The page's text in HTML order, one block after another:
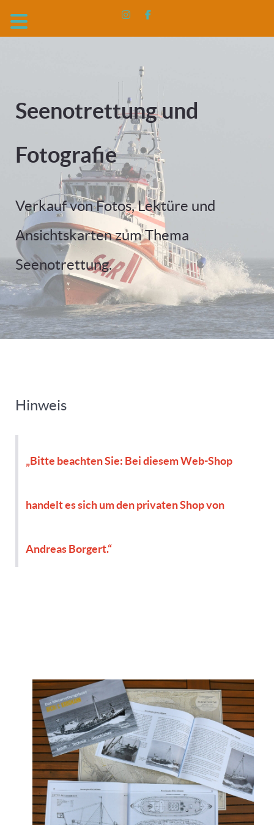
Seenotrettung und
Fotografie
Verkauf von Fotos, Lektüre und
Ansichtskarten zum Thema
Seenotrettung.
Hinweis
„Bitte beachten Sie: Bei diesem Web-Shop
handelt es sich um den privaten Shop von
Andreas Borgert.“